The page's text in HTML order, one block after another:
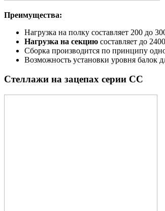
Преимущества:
Нагрузка на полку составляет 200 до
Нагрузка на секцию составляет до
Сборка производится по принципу
Возможность установки уровня балок
Стеллажи на зацепах серии СС